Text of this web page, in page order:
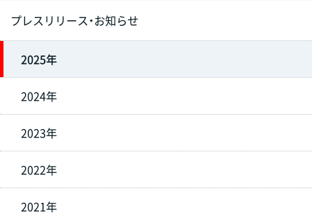
プレスリリース・お知らせ
2025年
2024年
2023年
2022年
2021年